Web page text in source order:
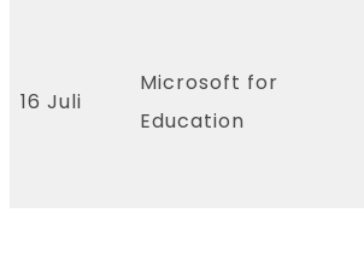
16 Juli
Microsoft for
Education